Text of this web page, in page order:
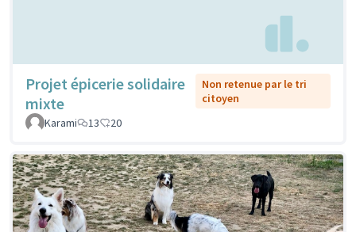
Projet épicerie solidaire
mixte
Non retenue par le tri
citoyen
Karami
13 20